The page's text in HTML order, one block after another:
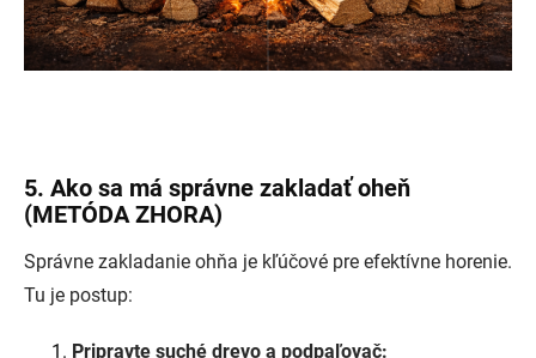
5. Ako sa má správne zakladať oheň
(METÓDA ZHORA)
Správne zakladanie ohňa je kľúčové pre efektívne horenie.
Tu je postup:
Pripravte suché drevo a podpaľovač: